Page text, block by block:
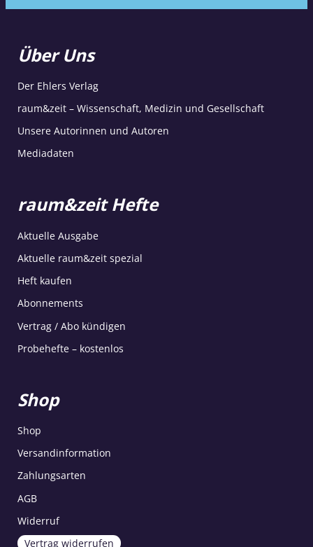
Über Uns
Der Ehlers Verlag
raum&zeit – Wissenschaft, Medizin und Gesellschaft
Unsere Autorinnen und Autoren
Mediadaten
raum&zeit Hefte
Aktuelle Ausgabe
Aktuelle raum&zeit spezial
Heft kaufen
Abonnements
Vertrag / Abo kündigen
Probehefte – kostenlos
Shop
Shop
Versandinformation
Zahlungsarten
AGB
Widerruf
Vertrag widerrufen